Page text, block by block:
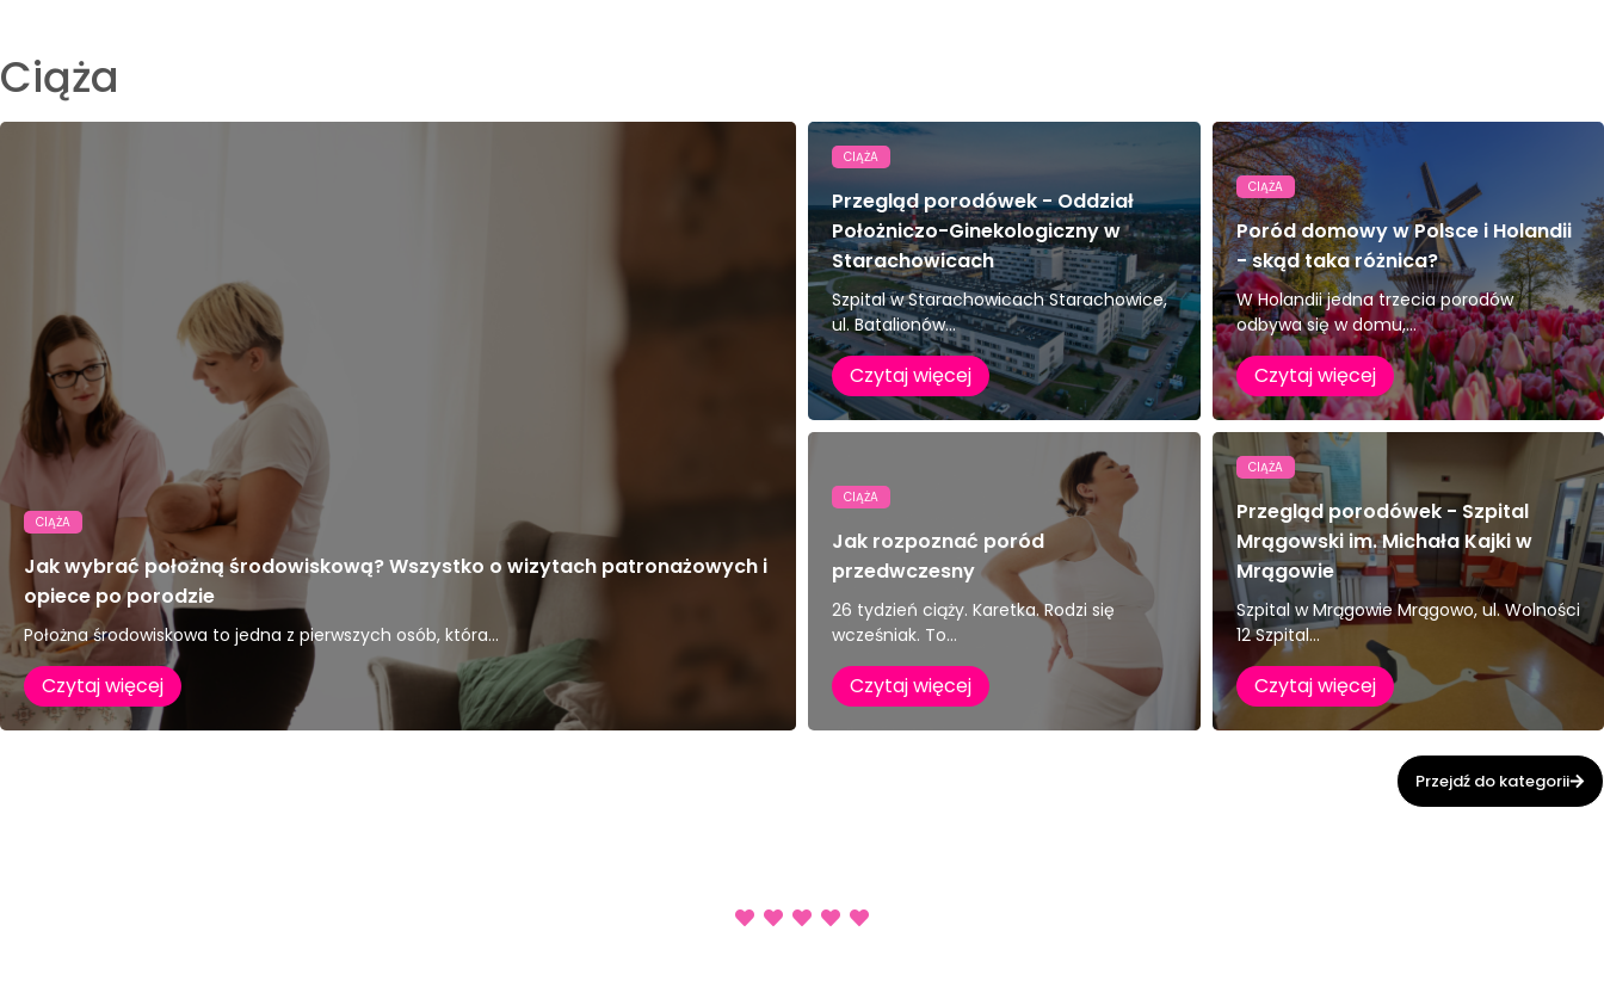
Ciąża
CIĄŻA
Jak wybrać położną środowiskową? Wszystko o wizytach patronażowych i
opiece po porodzie
Położna środowiskowa to jedna z pierwszych osób, która...
Czytaj więcej
CIĄŻA
Przegląd porodówek - Oddział
Położniczo-Ginekologiczny w
Starachowicach
Szpital w Starachowicach Starachowice,
ul. Batalionów...
Czytaj więcej
CIĄŻA
Poród domowy w Polsce i Holandii
- skąd taka różnica?
W Holandii jedna trzecia porodów
odbywa się w domu,...
Czytaj więcej
CIĄŻA
Jak rozpoznać poród
przedwczesny
26 tydzień ciąży. Karetka. Rodzi się
wcześniak. To...
Czytaj więcej
CIĄŻA
Przegląd porodówek - Szpital
Mrągowski im. Michała Kajki w
Mrągowie
Szpital w Mrągowie Mrągowo, ul. Wolności
12 Szpital...
Czytaj więcej
Przejdź do kategorii